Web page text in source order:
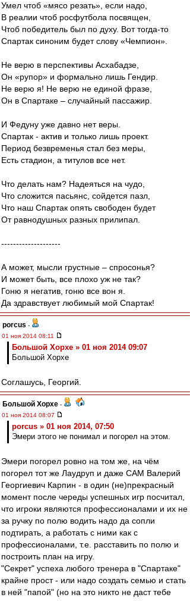
Умел чтоб «мясо резать», если надо,
В реалии чтоб росфутбола посвящен,
Чтоб победитель был по духу. Вот тогда-то
Спартак синоним будет слову «Чемпион».
Не верю в перспективы Асхабадзе,
Он «рупор» и формально лишь Гендир.
Не верю я! Не верю не единой фразе,
Он в Спартаке – случайный пассажир.
И Федуну уже давно нет веры.
Спартак - актив и только лишь проект.
Период безвременья стал без меры,
Есть стадион, а титулов все нет.
Что делать нам? Надеяться на чудо,
Что сложится пасьянс, сойдется пазл,
Что наш Спартак опять свободен будет
От равнодушных разных прилипал.
--------------------
А может, мысли грустные – спросонья?
И может быть, все плохо уж не так?
Гоню я негатив, гоню все вон я.
Да здравствует любимый мой Спартак!
porcus -
01 ноя 2014 08:11
Большой Хорхе » 01 ноя 2014 09:07
Большой Хорхе
Соглашусь, Георгий.
Большой Хорхе -
01 ноя 2014 08:07
porcus » 01 ноя 2014, 07:50
Эмери этого не понимал и погорел на этом.
Эмери погорел ровно на том же, на чём
погорел тот же Лаудруп и даже САМ Валерий
Георгиевич Карпин - в один (не)прекрасный
момент после череды успешных игр посчитал,
что игроки являются профессионалами и их не
за ручку по полю водить надо да сопли
подтирать, а работать с ними как с
профессионалами, т.е. расставить по полю и
построить план на игру.
"Секрет" успеха любого тренера в "Спартаке"
крайне прост - или надо создать семью и стать
в ней "папой" (но на это никто не даст тебе